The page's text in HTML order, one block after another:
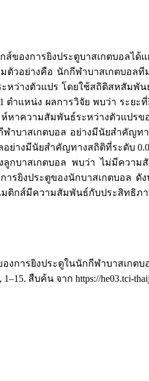
ส์ของการยิงประตูบาสเกตบอ
วอย่างคือ นักกีฬาบาสเกตบอล
หว่างตัวแปร โดยใช้สถิติสหสัมพั
ตำแหน่ง ผลการวิจัย พบว่า ระ
หาความสัมพันธ์ระหว่างตัวแปร
าบาสเกตบอล อย่างมีนัยสำคัญ
ย่างมีนัยสำคัญทางสถิติที่ระดับ
ลูกบาสเกตบอล พบว่า ไม่มีควา
ยิงประตูของนักบาสเกตบอล ดั
ติกส์มีความสัมพันธ์กับประสิทธิภ
องการยิงประตูในนักกีฬาบาสเก
1–15. สืบค้น จาก https://he03.tci-